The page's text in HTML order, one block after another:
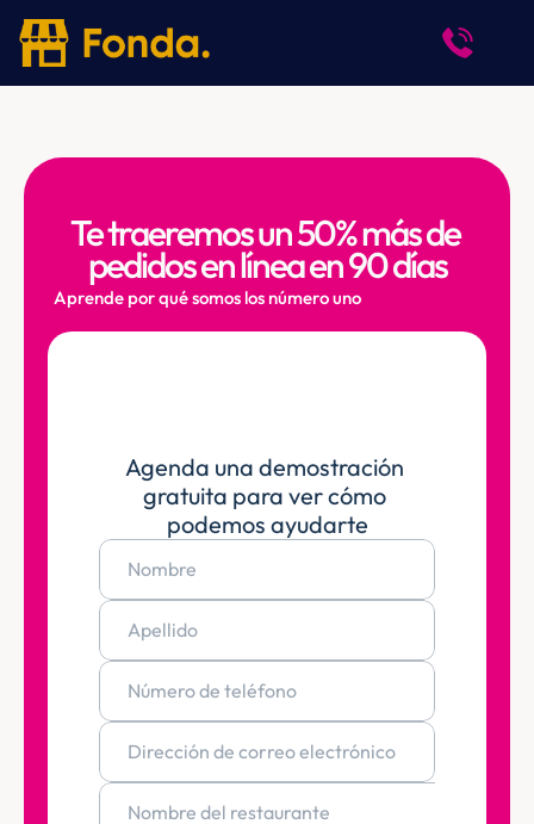
Te traeremos un 50% más de
pedidos en línea en 90 días
Aprende por qué somos los número uno
Agenda una demostración
gratuita para ver cómo
podemos ayudarte